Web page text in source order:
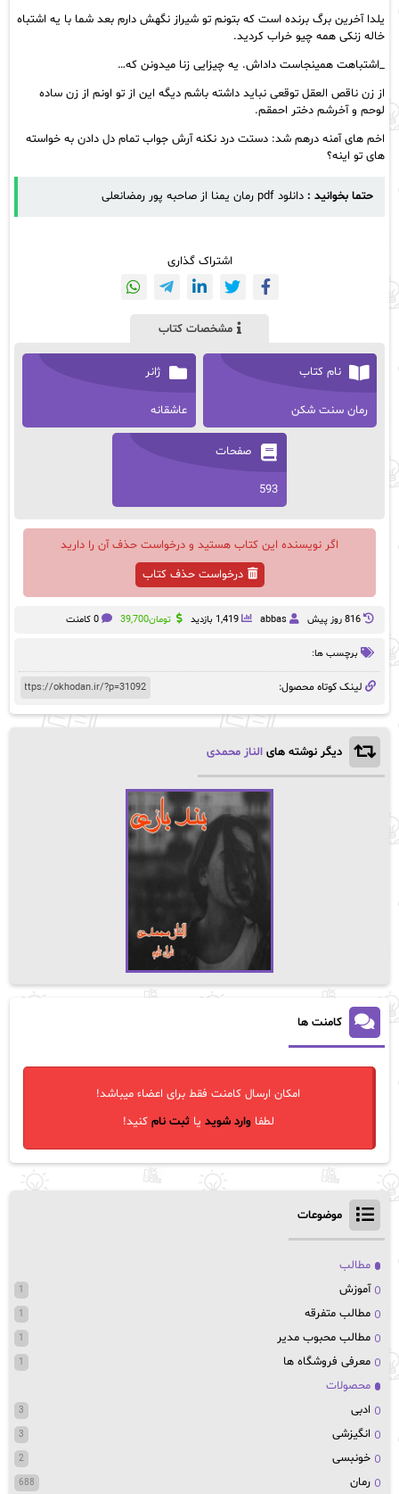
یلدا آخرین برگ برنده است که بتونم تو شیراز نگهش دارم بعد شما با یه اشتباه
خاله زنکی همه چیو خراب کردید.
_اشتباهت همینجاست داداش. یه چیزایی زنا میدونن که…
از زن ناقص العقل توقعی نباید داشته باشم دیگه این از تو اونم از زن ساده
لوحم و آخرشم دختر احمقم.
اخم های آمنه درهم شد: دستت درد نکنه آرش جواب تمام دل دادن به خواسته
های تو اینه؟
حتما بخوانید : دانلود pdf رمان یمنا از صاحبه پور رمضانعلی
اشتراک گذاری
مشخصات کتاب
نام کتاب
رمان سنت شکن
ژانر
عاشقانه
صفحات
593
اگر نویسنده این کتاب هستید و درخواست حذف آن را دارید
درخواست حذف کتاب
816 روز پيش abbas 1,419 بازدید تومان39,700 0 کامنت
برچسب ها:
لینک کوتاه محصول:
دیگر نوشته های الناز محمدی
کامنت ها
امکان ارسال کامنت فقط برای اعضاء میباشد!
لطفاوارد شوید یاثبت نام کنید!
موضوعات
مطالب
آموزش
1
مطالب متفرقه 1
مطالب محبوب مدیر 1
معرفی فروشگاه ها 1
محصولات
ادبی
3
انگیزشی 3
خونبسی 2
رمان 688